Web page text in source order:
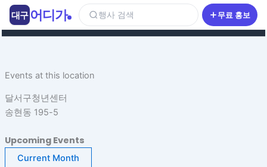
츠
너
뛰
Events at this location
달서구청년센터
송현동 195-5
Upcoming Events
Current Month
대구 어디가 행사 검색 무료 홍보